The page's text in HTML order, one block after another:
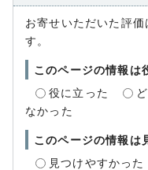
お寄せいただいた評
す。
このページの情報は
役に立った
なかった
このページの情報は
見つけやすかった